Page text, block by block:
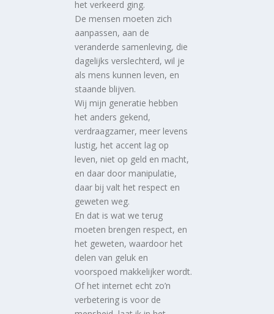
het verkeerd ging.
De mensen moeten zich
aanpassen, aan de
veranderde samenleving, die
dagelijks verslechterd, wil je
als mens kunnen leven, en
staande blijven.
Wij mijn generatie hebben
het anders gekend,
verdraagzamer, meer levens
lustig, het accent lag op
leven, niet op geld en macht,
en daar door manipulatie,
daar bij valt het respect en
geweten weg.
En dat is wat we terug
moeten brengen respect, en
het geweten, waardoor het
delen van geluk en
voorspoed makkelijker wordt.
Of het internet echt zo’n
verbetering is voor de